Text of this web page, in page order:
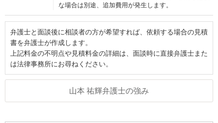
な場合は別途、追加費用が発生します。
弁護士と面談後に相談者の方が希望すれば、依頼する場合の見積
書を弁護士が作成します。
上記料金の不明点や見積料金の詳細は、面談時に直接弁護士また
は法律事務所にお尋ねください。
山本 祐輝弁護士の強み